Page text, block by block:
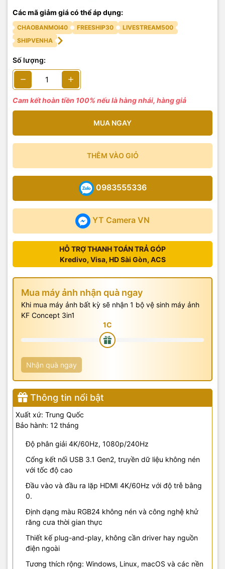
Các mã giảm giá có thể áp dụng:
CHAOBANMOI40 FREESHIP30
LIVESTREAM500
SHIPVENHA
Số lượng:
Cam kết hoàn tiền 100% nếu là hàng nhái, hàng giả
MUA NGAY
THÊM VÀO GIỎ
YT Camera VN
0983555336
HỖ TRỢ THANH TOÁN TRẢ GÓP
Kredivo, Visa, HD Sài Gòn, ACS
Mua máy ảnh nhận quà ngay
Khi mua máy ảnh bất kỳ sẽ nhận 1 bộ vệ sinh máy ảnh
KF Concept 3in1
Nhận quà ngay
Thông tin nổi bật
Xuất xứ: Trung Quốc
Bảo hành: 12 tháng
Độ phân giải 4K/60Hz, 1080p/240Hz
Cổng kết nối USB 3.1 Gen2, truyền dữ liệu không nén
với tốc độ cao
Đầu vào và đầu ra lặp HDMI 4K/60Hz với độ trễ bằng
0.
Định dạng màu RGB24 không nén và công nghệ khử
răng cưa thời gian thực
Thiết kế plug-and-play, không cần driver hay nguồn
điện ngoài
Tương thích rộng: Windows, Linux, macOS và các nền